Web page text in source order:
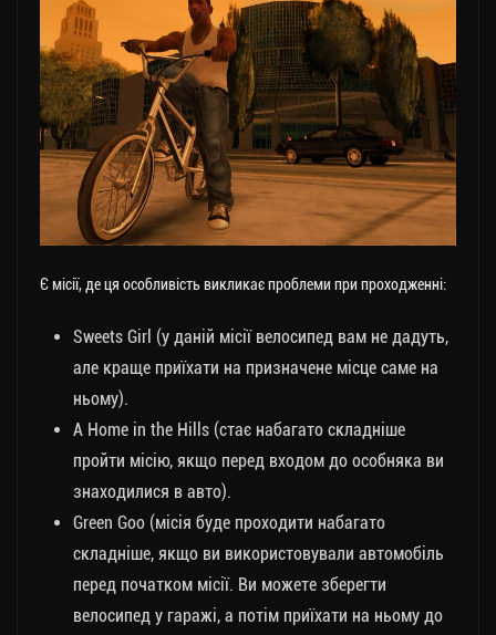
Є місії, де ця особливість викликає проблеми при проходженні:
Sweets Girl (у даній місії велосипед вам не дадуть,
але краще приїхати на призначене місце саме на
ньому).
A Home in the Hills (стає набагато складніше
пройти місію, якщо перед входом до особняка ви
знаходилися в авто).
Green Goo (місія буде проходити набагато
складніше, якщо ви використовували автомобіль
перед початком місії. Ви можете зберегти
велосипед у гаражі, а потім приїхати на ньому до